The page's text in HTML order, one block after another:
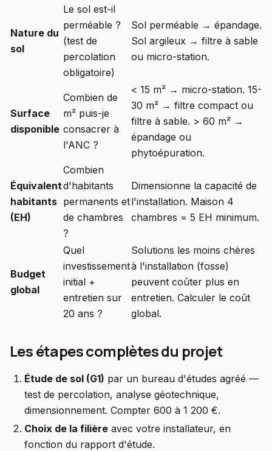
Nature du
sol
Le sol est-il
perméable ?
(test de
percolation
obligatoire)
Sol perméable → épandage.
Sol argileux → filtre à sable
ou micro-station.
Surface
disponible
Combien de
m² puis-je
consacrer à
l'ANC ?
< 15 m² → micro-station. 15-
30 m² → filtre compact ou
filtre à sable. > 60 m² →
épandage ou
phytoépuration.
Équivalent
habitants
(EH)
Combien
d'habitants
permanents et
de chambres
?
Dimensionne la capacité de
l'installation. Maison 4
chambres = 5 EH minimum.
Budget
global
Quel
investissement
initial +
entretien sur
20 ans ?
Solutions les moins chères
à l'installation (fosse)
peuvent coûter plus en
entretien. Calculer le coût
global.
Les étapes complètes du projet
Étude de sol (G1) par un bureau d'études agréé —
test de percolation, analyse géotechnique,
dimensionnement. Compter 600 à 1 200 €.
Choix de la filière avec votre installateur, en
fonction du rapport d'étude.